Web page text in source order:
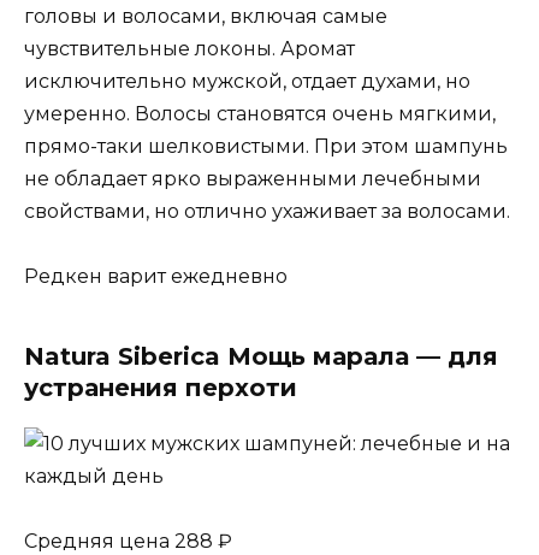
головы и волосами, включая самые
чувствительные локоны. Аромат
исключительно мужской, отдает духами, но
умеренно. Волосы становятся очень мягкими,
прямо-таки шелковистыми. При этом шампунь
не обладает ярко выраженными лечебными
свойствами, но отлично ухаживает за волосами.
Редкен варит ежедневно
Natura Siberica Мощь марала — для
устранения перхоти
Средняя цена 288 ₽